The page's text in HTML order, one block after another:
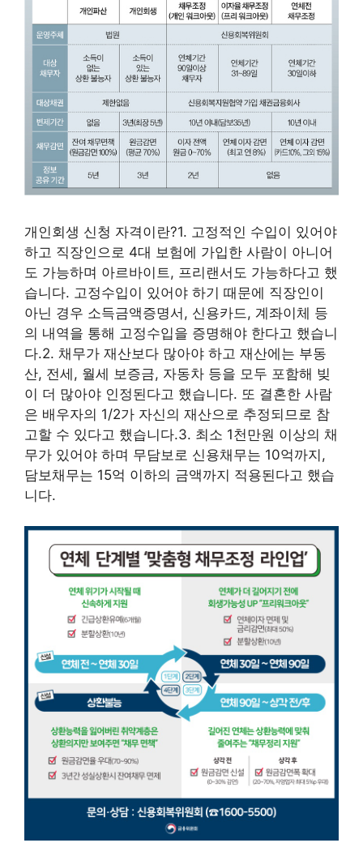
개인회생 신청 자격이란?1. 고정적인 수입이 있어야
하고 직장인으로 4대 보험에 가입한 사람이 아니어
도 가능하며 아르바이트, 프리랜서도 가능하다고 했
습니다. 고정수입이 있어야 하기 때문에 직장인이
아닌 경우 소득금액증명서, 신용카드, 계좌이체 등
의 내역을 통해 고정수입을 증명해야 한다고 했습니
다.2. 채무가 재산보다 많아야 하고 재산에는 부동
산, 전세, 월세 보증금, 자동차 등을 모두 포함해 빚
이 더 많아야 인정된다고 했습니다. 또 결혼한 사람
은 배우자의 1/2가 자신의 재산으로 추정되므로 참
고할 수 있다고 했습니다.3. 최소 1천만원 이상의 채
무가 있어야 하며 무담보로 신용채무는 10억까지,
담보채무는 15억 이하의 금액까지 적용된다고 했습
니다.